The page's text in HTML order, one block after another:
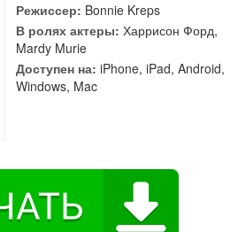
Режиссер: Bonnie Kreps
В ролях актеры: Харрисон Форд,
Mardy Murie
Доступен на: iPhone, iPad, Android,
Windows, Mac